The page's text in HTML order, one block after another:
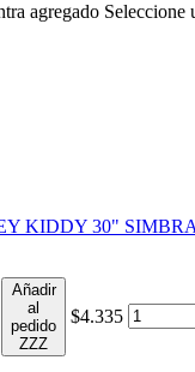
agregado Seleccione
KIDDY 30" SIMBRA
Añadir
al
pedido
ZZZ
$4.335